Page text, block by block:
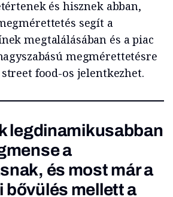
és hisznek abban,
segít a
megtalálásában és a piac
megmérettetésre
food-os jelentkezhet.
legdinamikusabban
a
és most már a
bővülés mellett a